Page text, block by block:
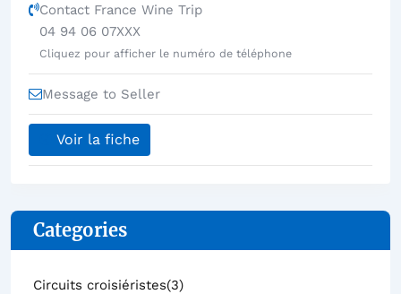
Contact France Wine Trip
04 94 06 07XXX
Cliquez pour afficher le numéro de téléphone
Message to Seller
Voir la fiche
Categories
Circuits croisiéristes(3)